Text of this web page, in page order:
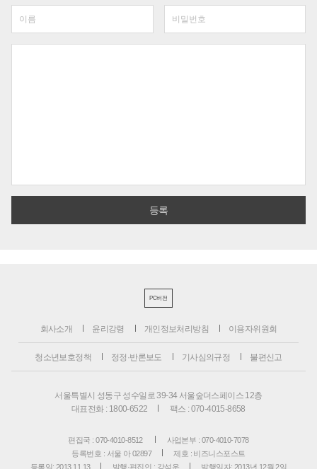
PC버전
회사소개 윤리강령 개인정보처리방침 이용자위원회
청소년보호정책 정정·반론보도 기사심의규정 불편신고
서울특별시 성동구 성수일로 39-34 서울숲더스페이스 12층
대표전화 : 1800-6522
팩스 : 070-4015-8658
편집국 : 070-4010-8512
사업본부 : 070-4010-7078
등록번호 : 서울 아 02897
제호 : 비즈니스포스트
등록일: 2013.11.13
발행·편집인 : 강석운 발행일자: 2013년 12월 2일